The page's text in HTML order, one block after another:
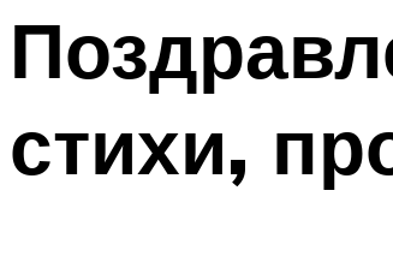
стихи,